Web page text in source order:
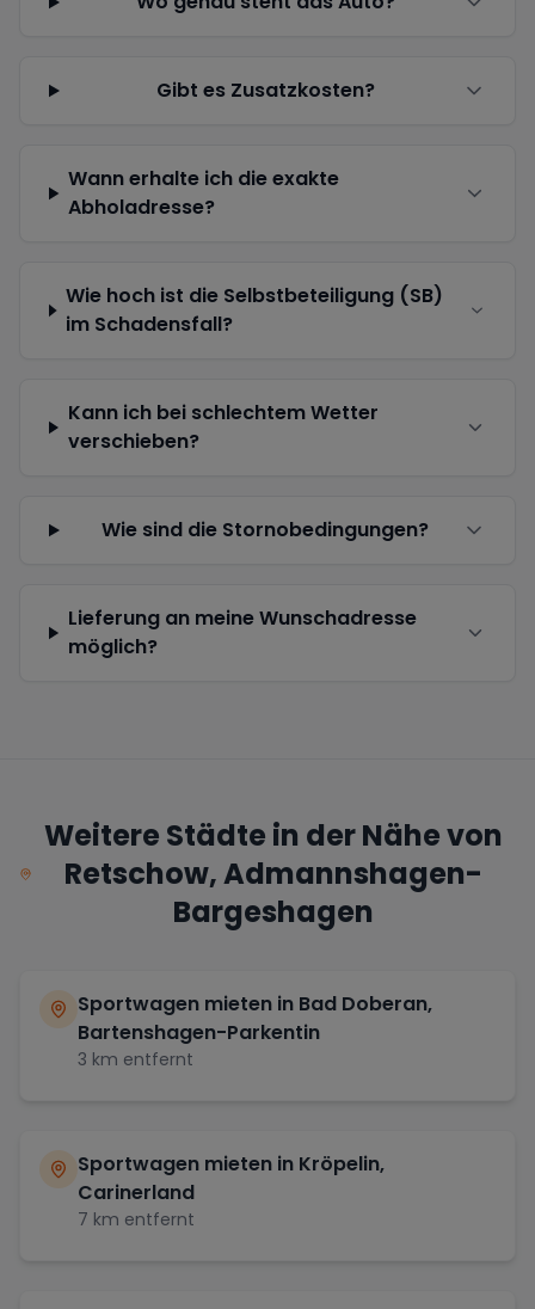
Gibt es Zusatzkosten?
Wann erhalte ich die exakte
Abholadresse?
Wie hoch ist die Selbstbeteiligung (SB)
im Schadensfall?
Kann ich bei schlechtem Wetter
verschieben?
Wie sind die Stornobedingungen?
Lieferung an meine Wunschadresse
möglich?
Weitere Städte in der Nähe von
Retschow, Admannshagen-
Bargeshagen
Sportwagen mieten in Bad Doberan,
Bartenshagen-Parkentin
3 km entfernt
Sportwagen mieten in Kröpelin,
Carinerland
7 km entfernt